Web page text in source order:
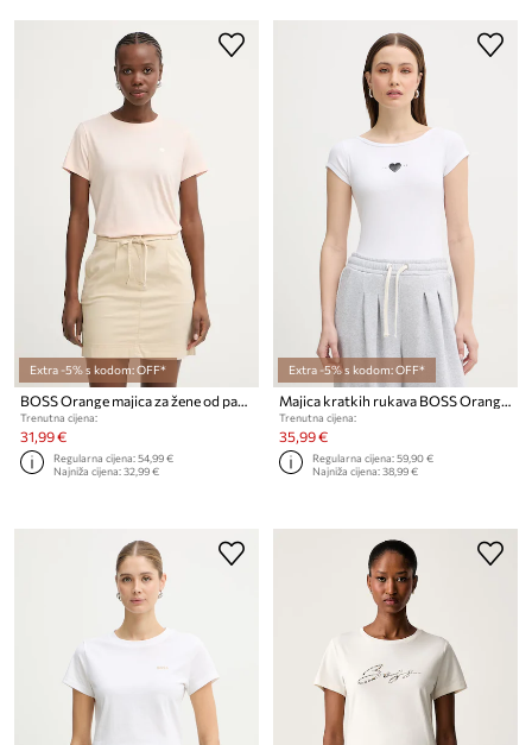
Extra -5% s kodom: OFF*
BOSS Orange majica za žene od pamuka C_Esogo_3
Trenutna cijena:
31,99 €
Regularna cijena:54,99 €
Najniža cijena:32,99 €
Extra -5% s kodom: OFF*
Majica kratkih rukava BOSS Orange C Etine
Trenutna cijena:
35,99 €
Regularna cijena:59,90 €
Najniža cijena:38,99 €